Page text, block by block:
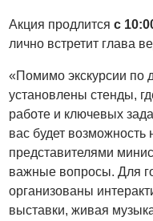
Акция продлитсяс
лично встретит глава
«Помимо экскурсии по
установлены стенды,
работе и ключевых
вас будет
представителями
важные вопросы. Для
организованы
выставки, живая